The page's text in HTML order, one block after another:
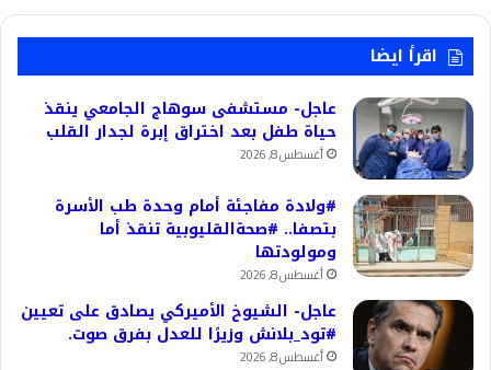
اقرأ ايضا
عاجل- مستشفى سوهاج الجامعي ينقذ
حياة طفل بعد اختراق إبرة لجدار القلب
أغسطس 8, 2026
#ولادة مفاجئة أمام وحدة طب الأسرة
بتصفا.. #صحةالقليوبية تنقذ أما
ومولودتها
أغسطس 8, 2026
عاجل- الشيوخ الأميركي يصادق على تعيين
#تود_بلانش وزيرًا للعدل بفرق صوت.
أغسطس 8, 2026